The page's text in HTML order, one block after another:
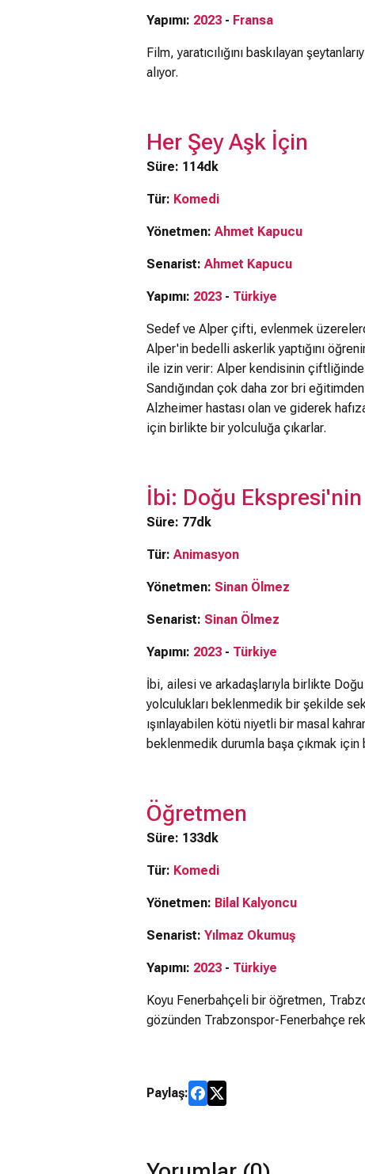
Yapımı: 2023 - Fransa
Film, yaratıcılığını baskılayan
alıyor.
Her Şey Aşk İçin
Süre: 114dk
Tür: Komedi
Yönetmen: Ahmet Kapucu
Senarist: Ahmet Kapucu
Yapımı: 2023 - Türkiye
Sedef ve Alper çifti, evlenmek
Alper'in bedelli askerlik yaptığını
ile izin verir: Alper kendisinin
Sandığından çok daha zor bri
Alzheimer hastası olan ve giderek
için birlikte bir yolculuğa çıkarlar.
İbi: Doğu
Süre: 77dk
Tür: Animasyon
Yönetmen: Sinan Ölmez
Senarist: Sinan Ölmez
Yapımı: 2023 - Türkiye
İbi, ailesi ve arkadaşlarıyla birlikte
yolculukları beklenmedik bir şekilde
ışınlayabilen kötü niyetli bir masal
beklenmedik durumla başa çıkmak
Öğretmen
Süre: 133dk
Tür: Komedi
Yönetmen: Bilal Kalyoncu
Senarist: Yılmaz Okumuş
Yapımı: 2023 - Türkiye
Koyu Fenerbahçeli bir öğretmen,
gözünden Trabzonspor-Fenerbahçe
Paylaş: